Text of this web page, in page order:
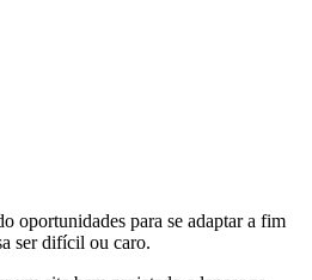
oportunidades para se adaptar a fim
ser difícil ou caro.